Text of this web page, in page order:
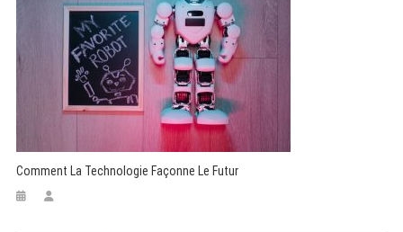
Comment La Technologie Façonne Le Futur